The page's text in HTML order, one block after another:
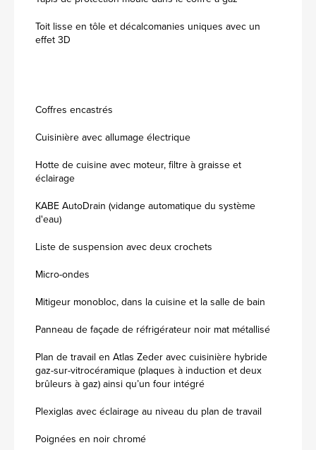
Toit lisse en tôle et décalcomanies uniques avec un
effet 3D
Coffres encastrés
Cuisinière avec allumage électrique
Hotte de cuisine avec moteur, filtre à graisse et
éclairage
KABE AutoDrain (vidange automatique du système
d'eau)
Liste de suspension avec deux crochets
Micro-ondes
Mitigeur monobloc, dans la cuisine et la salle de bain
Panneau de façade de réfrigérateur noir mat métallisé
Plan de travail en Atlas Zeder avec cuisinière hybride
gaz-sur-vitrocéramique (plaques à induction et deux
brûleurs à gaz) ainsi qu’un four intégré
Plexiglas avec éclairage au niveau du plan de travail
Poignées en noir chromé